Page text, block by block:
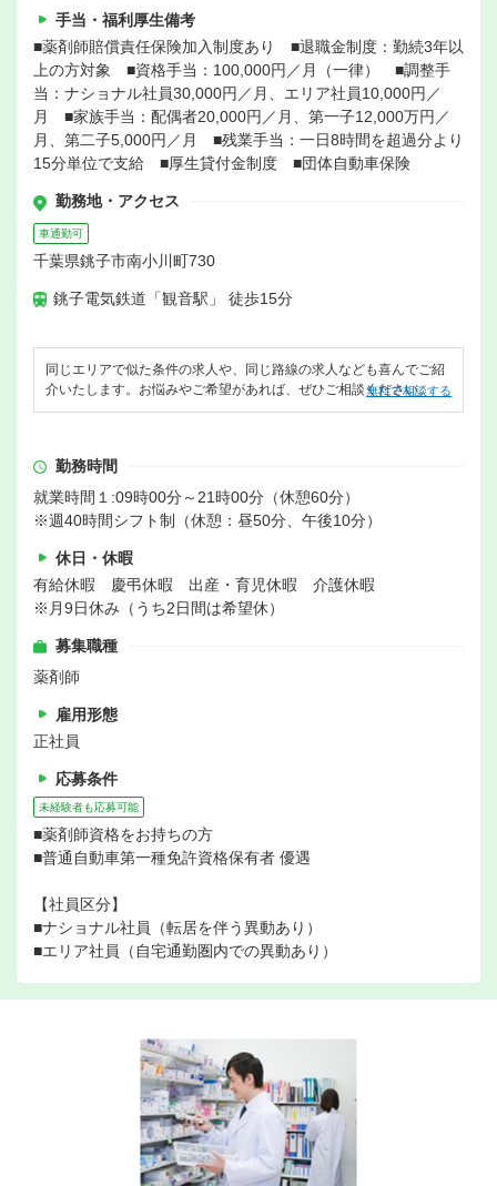
手当・福利厚生備考
■薬剤師賠償責任保険加入制度あり ■退職金制度：勤続3年以
上の方対象 ■資格手当：100,000円／月（一律） ■調整手
当：ナショナル社員30,000円／月、エリア社員10,000円／
月 ■家族手当：配偶者20,000円／月、第一子12,000万円／
月、第二子5,000円／月 ■残業手当：一日8時間を超過分より
15分単位で支給 ■厚生貸付金制度 ■団体自動車保険
勤務地・アクセス
車通勤可
千葉県銚子市南小川町730
銚子電気鉄道「観音駅」 徒歩15分
同じエリアで似た条件の求人や、同じ路線の求人なども喜んでご紹
介いたします。お悩みやご希望があれば、ぜひご相談ください。
無料で相談する
勤務時間
就業時間１:09時00分～21時00分（休憩60分）
※週40時間シフト制（休憩：昼50分、午後10分）
休日・休暇
有給休暇 慶弔休暇 出産・育児休暇 介護休暇
※月9日休み（うち2日間は希望休）
募集職種
薬剤師
雇用形態
正社員
応募条件
未経験者も応募可能
■薬剤師資格をお持ちの方
■普通自動車第一種免許資格保有者 優遇
【社員区分】
■ナショナル社員（転居を伴う異動あり）
■エリア社員（自宅通勤圏内での異動あり）